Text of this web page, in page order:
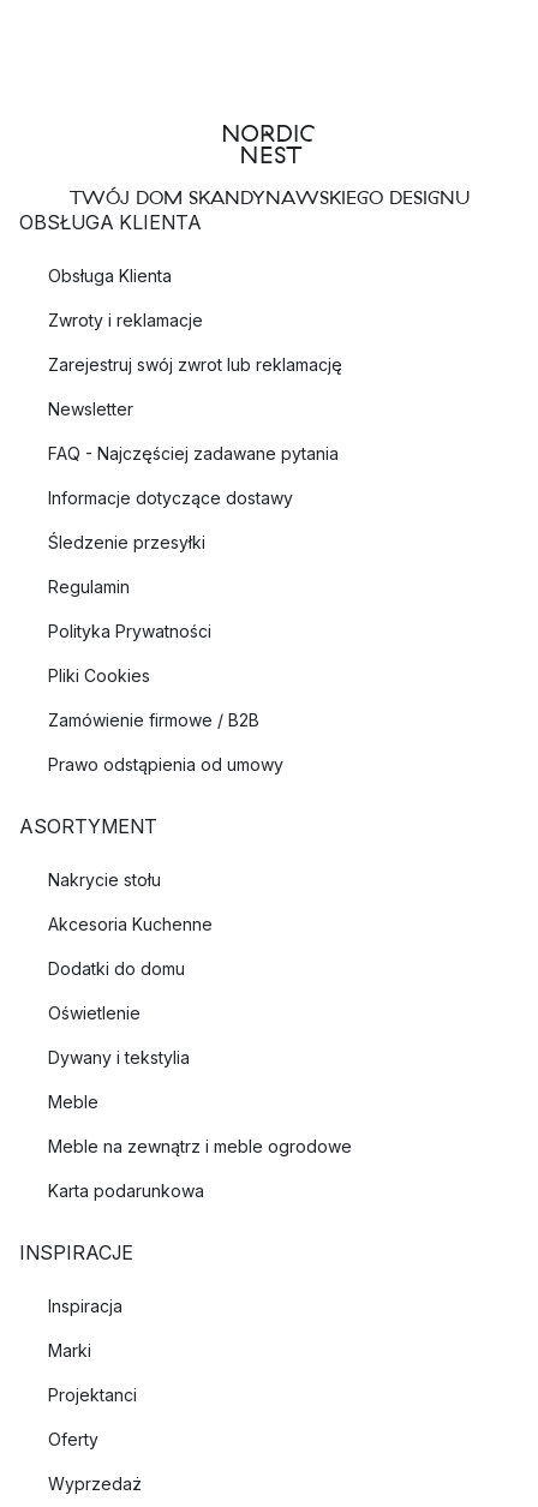
TWÓJ DOM SKANDYNAWSKIEGO DESIGNU
OBSŁUGA KLIENTA
Obsługa Klienta
Zwroty i reklamacje
Zarejestruj swój zwrot lub reklamację
Newsletter
FAQ - Najczęściej zadawane pytania
Informacje dotyczące dostawy
Śledzenie przesyłki
Regulamin
Polityka Prywatności
Pliki Cookies
Zamówienie firmowe / B2B
Prawo odstąpienia od umowy
ASORTYMENT
Nakrycie stołu
Akcesoria Kuchenne
Dodatki do domu
Oświetlenie
Dywany i tekstylia
Meble
Meble na zewnątrz i meble ogrodowe
Karta podarunkowa
INSPIRACJE
Inspiracja
Marki
Projektanci
Oferty
Wyprzedaż